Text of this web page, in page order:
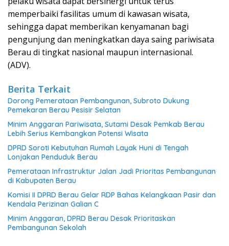
memperbaiki fasilitas umum di kawasan wisata,
sehingga dapat memberikan kenyamanan bagi
pengunjung dan meningkatkan daya saing pariwisata
Berau di tingkat nasional maupun internasional.
(ADV).
Berita Terkait
Dorong Pemerataan Pembangunan, Subroto Dukung
Pemekaran Berau Pesisir Selatan
Minim Anggaran Pariwisata, Sutami Desak Pemkab Berau
Lebih Serius Kembangkan Potensi Wisata
DPRD Soroti Kebutuhan Rumah Layak Huni di Tengah
Lonjakan Penduduk Berau
Pemerataan Infrastruktur Jalan Jadi Prioritas Pembangunan
di Kabupaten Berau
Komisi II DPRD Berau Gelar RDP Bahas Kelangkaan Pasir dan
Kendala Perizinan Galian C
Minim Anggaran, DPRD Berau Desak Prioritaskan
Pembangunan Sekolah